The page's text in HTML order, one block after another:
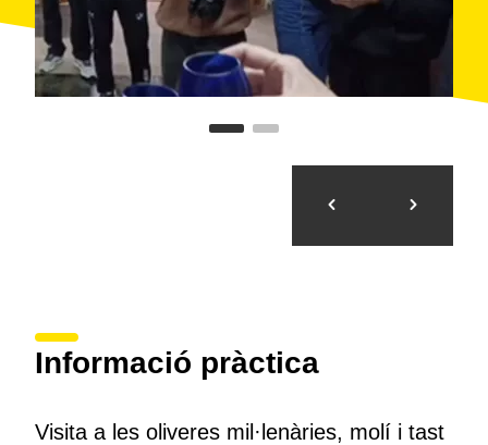
Informació pràctica
Visita a les oliveres mil·lenàries, molí i tast